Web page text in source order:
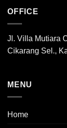
OFFICE
Jl. Villa Mutiara
Cikarang Sel.,
MENU
Home